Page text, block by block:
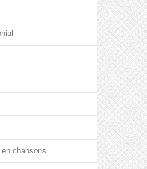
chansons